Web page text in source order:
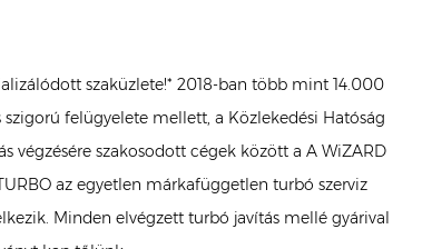
szaküzlete!* 2018-ban több mint 14.000
felügyelete mellett, a Közlekedési Hatóság
végzésére szakosodott cégek között a A WiZARD
az egyetlen márkafüggetlen turbó szerviz
Minden elvégzett turbó javítás mellé gyárival